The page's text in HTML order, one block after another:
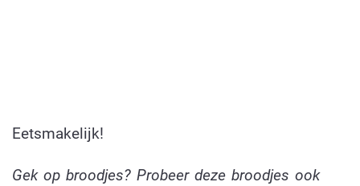
Eetsmakelijk!
Gek op broodjes? Probeer deze broodjes ook